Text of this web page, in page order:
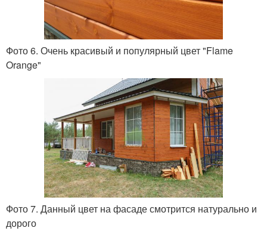
Фото 6. Очень красивый и популярный цвет "Flame
Orange"
Фото 7. Данный цвет на фасаде смотрится натурально и
дорого